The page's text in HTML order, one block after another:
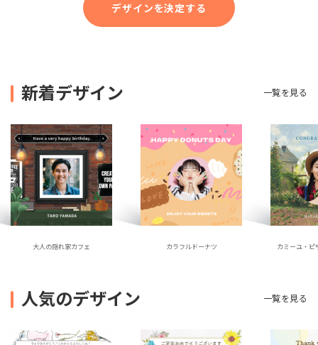
デザインを決定する
新着デザイン 一覧を見る
大人の隠れ家カフェ カラフルドーナツ カミーユ・ピ
人気のデザイン 一覧を見る